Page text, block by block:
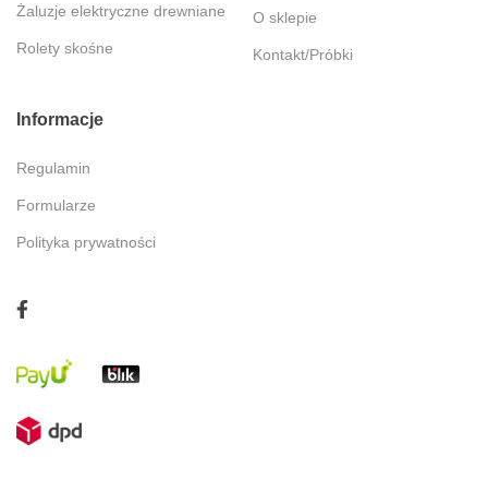
Żaluzje elektryczne drewniane
Rolety skośne
O sklepie
Kontakt/Próbki
Informacje
Regulamin
Formularze
Polityka prywatności